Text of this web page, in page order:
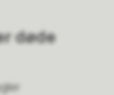
døde